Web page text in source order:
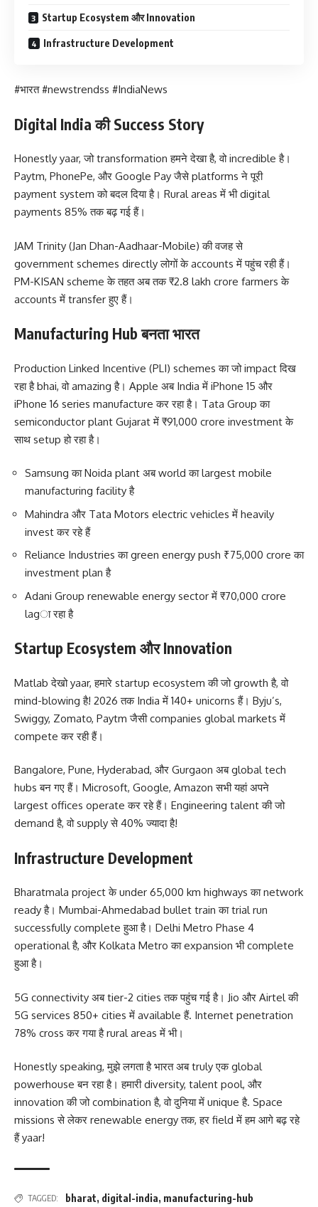
Startup Ecosystem और Innovation
Infrastructure Development
#भारत #newstrendss #IndiaNews
Digital India की Success Story
Honestly yaar, जो transformation हमने देखा है, वो incredible है।
Paytm, PhonePe, और Google Pay जैसे platforms ने पूरी
payment system को बदल दिया है। Rural areas में भी digital
payments 85% तक बढ़ गई हैं।
JAM Trinity (Jan Dhan-Aadhaar-Mobile) की वजह से
government schemes directly लोगों के accounts में पहुंच रही हैं।
PM-KISAN scheme के तहत अब तक ₹2.8 lakh crore farmers के
accounts में transfer हुए हैं।
Manufacturing Hub बनता भारत
Production Linked Incentive (PLI) schemes का जो impact दिख
रहा है bhai, वो amazing है। Apple अब India में iPhone 15 और
iPhone 16 series manufacture कर रहा है। Tata Group का
semiconductor plant Gujarat में ₹91,000 crore investment के
साथ setup हो रहा है।
Samsung का Noida plant अब world का largest mobile
manufacturing facility है
Mahindra और Tata Motors electric vehicles में heavily
invest कर रहे हैं
Reliance Industries का green energy push ₹75,000 crore का
investment plan है
Adani Group renewable energy sector में ₹70,000 crore
lagा रहा है
Startup Ecosystem और Innovation
Matlab देखो yaar, हमारे startup ecosystem की जो growth है, वो
mind-blowing है! 2026 तक India में 140+ unicorns हैं। Byju’s,
Swiggy, Zomato, Paytm जैसी companies global markets में
compete कर रही हैं।
Bangalore, Pune, Hyderabad, और Gurgaon अब global tech
hubs बन गए हैं। Microsoft, Google, Amazon सभी यहां अपने
largest offices operate कर रहे हैं। Engineering talent की जो
demand है, वो supply से 40% ज्यादा है!
Infrastructure Development
Bharatmala project के under 65,000 km highways का network
ready है। Mumbai-Ahmedabad bullet train का trial run
successfully complete हुआ है। Delhi Metro Phase 4
operational है, और Kolkata Metro का expansion भी complete
हुआ है।
5G connectivity अब tier-2 cities तक पहुंच गई है। Jio और Airtel की
5G services 850+ cities में available हैं. Internet penetration
78% cross कर गया है rural areas में भी।
Honestly speaking, मुझे लगता है भारत अब truly एक global
powerhouse बन रहा है। हमारी diversity, talent pool, और
innovation की जो combination है, वो दुनिया में unique है. Space
missions से लेकर renewable energy तक, हर field में हम आगे बढ़ रहे
हैं yaar!
TAGGED: bharat, digital-india, manufacturing-hub